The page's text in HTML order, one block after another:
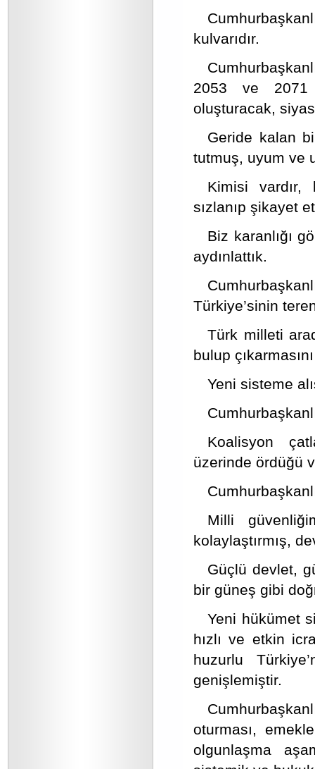
kulvarıdır.
2053 ve 2071
oluşturacak,
Geride kalan
tutmuş, uyum ve
Kimisi vardır,
sızlanıp şikayet
Biz karanlığı
aydınlattık.
Türkiye’sinin
Türk milleti
bulup
Yeni sisteme
Koalisyon
üzerinde ördüğü
Milli
kolaylaştırmış,
Güçlü devlet,
bir güneş gibi
Yeni hükümet
hızlı ve etkin
huzurlu
genişlemiştir.
oturması,
olgunlaşma